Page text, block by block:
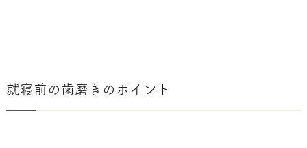
就寝前の歯磨きのポイント